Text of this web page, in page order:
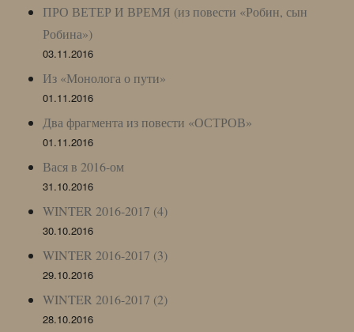
ПРО ВЕТЕР И ВРЕМЯ (из повести «Робин, сын
Робина»)
03.11.2016
Из «Монолога о пути»
01.11.2016
Два фрагмента из повести «ОСТРОВ»
01.11.2016
Вася в 2016-ом
31.10.2016
WINTER 2016-2017 (4)
30.10.2016
WINTER 2016-2017 (3)
29.10.2016
WINTER 2016-2017 (2)
28.10.2016